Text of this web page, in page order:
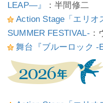
LEAP―』
：半間修二
Action Stage「エリオ
SUMMER FESTIVAL-
舞台『ブルーロック -